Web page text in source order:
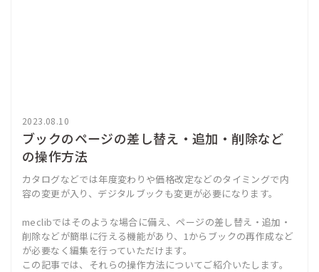
2023.08.10
ブックのページの差し替え・追加・削除など
の操作方法
カタログなどでは年度変わりや価格改定などのタイミングで内
容の変更が入り、デジタルブックも変更が必要になります。
meclibではそのような場合に備え、ページの差し替え・追加・
削除などが簡単に行える機能があり、1からブックの再作成など
が必要なく編集を行っていただけます。
この記事では、それらの操作方法についてご紹介いたします。